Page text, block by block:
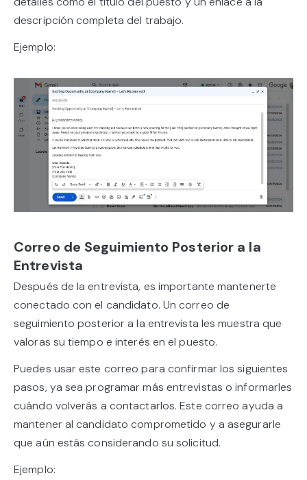
descripción completa del trabajo.
Ejemplo:
Correo de Seguimiento Posterior a la
Entrevista
Después de la entrevista, es importante mantenerte
conectado con el candidato. Un correo de
seguimiento posterior a la entrevista les muestra que
valoras su tiempo e interés en el puesto.
Puedes usar este correo para confirmar los siguientes
pasos, ya sea programar más entrevistas o informarles
cuándo volverás a contactarlos. Este correo ayuda a
mantener al candidato comprometido y a asegurarle
que aún estás considerando su solicitud.
Ejemplo: